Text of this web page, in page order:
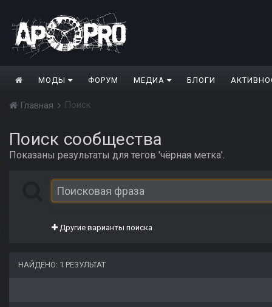
МОДЫ ФОРУМ МЕДИА БЛОГИ
Главная Поиск
Поиск сообщества
Показаны результаты для тегов 'чёрная метка'.
Другие варианты поиска
НАЙДЕНО: 1 РЕЗУЛЬТАТ